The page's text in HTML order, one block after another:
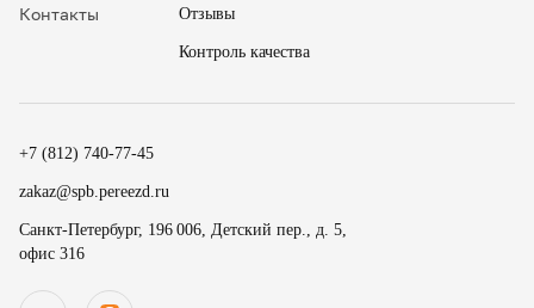
Контакты
Отзывы
Контроль качества
+7 (812) 740-77-45
zakaz@spb.pereezd.ru
Санкт-Петербург, 196 006, Детский пер., д. 5,
офис 316
19
9
10